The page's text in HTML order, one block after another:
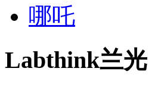
哪吒
Labthink兰光